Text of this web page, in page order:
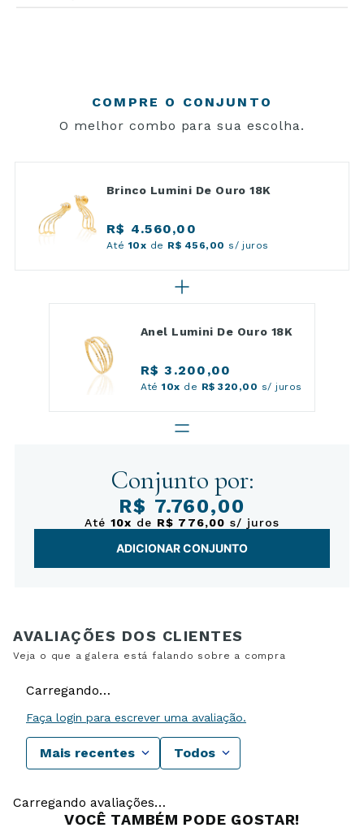
COMPRE O CONJUNTO
O melhor combo para sua escolha.
Brinco Lumini De Ouro 18K
R$ 4.560,00
Até 10x de R$ 456,00 s/ juros
Anel Lumini De Ouro 18K
R$ 3.200,00
Até10x de R$ 320,00 s/ juros
Conjunto por:
R$ 7.760,00
Até 10x de R$ 776,00 s/ juros
ADICIONAR CONJUNTO
Carregando…
Faça login para escrever uma avaliação.
Mais recentes Todos
Carregando avaliações…
VOCÊ TAMBÉM PODE GOSTAR!